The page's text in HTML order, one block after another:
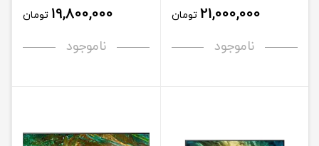
21,000,000 تومان
ناموجود
19,800,000 تومان
ناموجود